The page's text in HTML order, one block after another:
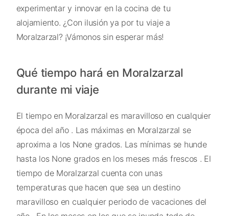
experimentar y innovar en la cocina de tu
alojamiento. ¿Con ilusión ya por tu viaje a
Moralzarzal? ¡Vámonos sin esperar más!
Qué tiempo hará en Moralzarzal
durante mi viaje
El tiempo en Moralzarzal es maravilloso en cualquier
época del año . Las máximas en Moralzarzal se
aproxima a los None grados. Las mínimas se hunde
hasta los None grados en los meses más frescos . El
tiempo de Moralzarzal cuenta con unas
temperaturas que hacen que sea un destino
maravilloso en cualquier periodo de vacaciones del